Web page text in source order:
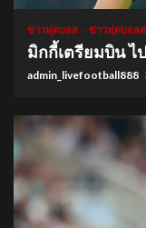
ข่าวฟุตบอล ข่าวฟุตบอลต่
มิกกี้เตรียมบิน
admin_livefootball888